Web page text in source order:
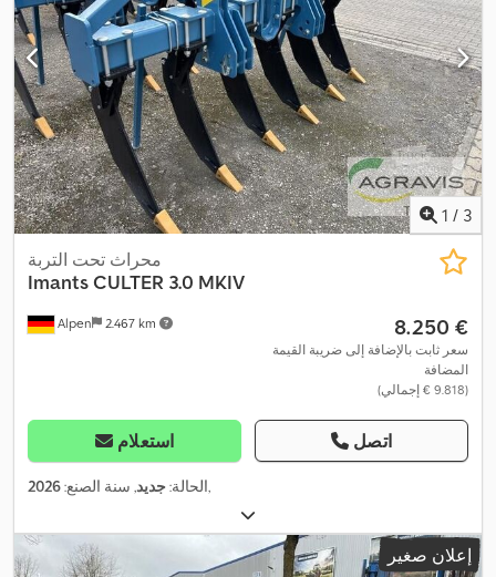
1 / 3
Alpen 2.467 km
محراث تحت التربة
ImantsCULTER 3.0 MKIV
‏8.250 €
سعر ثابت بالإضافة إلى ضريبة القيمة
المضافة
(‏9.818 € إجمالي)
استعلام اتصل
الحالة:جديد, سنة الصنع:2026 ,
إعلان صغير